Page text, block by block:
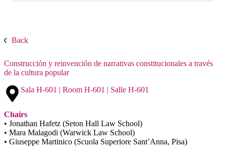
Back
Construcción y reinvención de narrativas constitucionales a través
de la cultura popular
Sala H-601 | Room H-601 | Salle H-601
Chairs
• Jonathan Hafetz (Seton Hall Law School)
• Mara Malagodi (Warwick Law School)
• Giuseppe Martinico (Scuola Superiore Sant’Anna, Pisa)